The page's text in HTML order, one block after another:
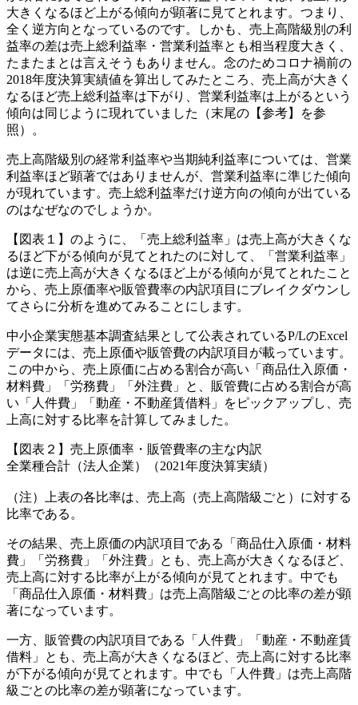
大きくなるほど上がる傾向が顕著に見てとれます。つまり、
全く逆方向となっているのです。しかも、売上高階級別の利
益率の差は売上総利益率・営業利益率とも相当程度大きく、
たまたまとは言えそうもありません。念のためコロナ禍前の
2018年度決算実績値を算出してみたところ、売上高が大きく
なるほど売上総利益率は下がり、営業利益率は上がるという
傾向は同じように現れていました（末尾の【参考】を参
照）。
売上高階級別の経常利益率や当期純利益率については、営業
利益率ほど顕著ではありませんが、営業利益率に準じた傾向
が現れています。売上総利益率だけ逆方向の傾向が出ている
のはなぜなのでしょうか。
【図表１】のように、「売上総利益率」は売上高が大きくな
るほど下がる傾向が見てとれたのに対して、「営業利益率」
は逆に売上高が大きくなるほど上がる傾向が見てとれたこと
から、売上原価率や販管費率の内訳項目にブレイクダウンし
てさらに分析を進めてみることにします。
中小企業実態基本調査結果として公表されているP/LのExcel
データには、売上原価や販管費の内訳項目が載っています。
この中から、売上原価に占める割合が高い「商品仕入原価・
材料費」「労務費」「外注費」と、販管費に占める割合が高
い「人件費」「動産・不動産賃借料」をピックアップし、売
上高に対する比率を計算してみました。
【図表２】売上原価率・販管費率の主な内訳
全業種合計（法人企業）（2021年度決算実績）
（注）上表の各比率は、売上高（売上高階級ごと）に対する
比率である。
その結果、売上原価の内訳項目である「商品仕入原価・材料
費」「労務費」「外注費」とも、売上高が大きくなるほど、
売上高に対する比率が上がる傾向が見てとれます。中でも
「商品仕入原価・材料費」は売上高階級ごとの比率の差が顕
著になっています。
一方、販管費の内訳項目である「人件費」「動産・不動産賃
借料」とも、売上高が大きくなるほど、売上高に対する比率
が下がる傾向が見てとれます。中でも「人件費」は売上高階
級ごとの比率の差が顕著になっています。